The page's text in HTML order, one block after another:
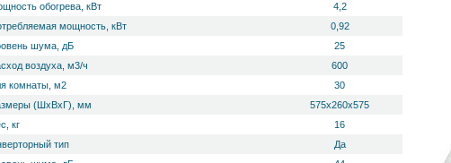
обогрева, кВт
4,2
мощность, кВт
0,92
ш­ума, дБ
25
воздуха, м3/ч
600
комнаты, м2
30
(ШхВхГ), мм
575х260х575
кг
16
тип
Да